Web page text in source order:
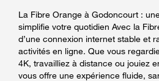
La Fibre Orange à Godoncourt :
simplifie votre quotidien Avec la
d’une connexion internet stable et
activités en ligne. Que vous
4K, travailliez à distance ou jouiez
vous offre une expérience fluide,